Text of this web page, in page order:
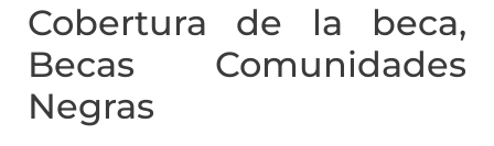
Cobertura de la beca,
Becas Comunidades
Negras